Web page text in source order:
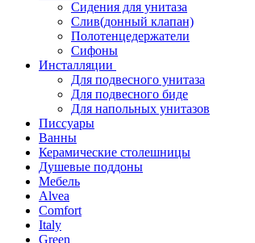
Сидения для унитаза
Слив(донный клапан)
Полотенцедержатели
Сифоны
Инсталляции
Для подвесного унитаза
Для подвесного биде
Для напольных унитазов
Писсуары
Ванны
Керамические столешницы
Душевые поддоны
Мебель
Alvea
Comfort
Italy
Green